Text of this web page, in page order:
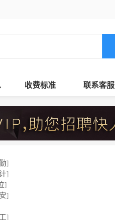
收费标准 联系客服
]
]
]
]
]